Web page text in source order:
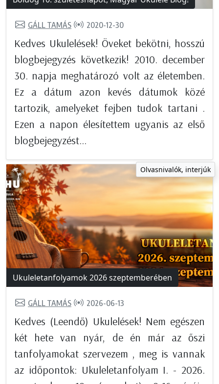
GÁLL TAMÁS 2020-12-30
Kedves Ukulelések! Öveket bekötni, hosszú
blogbejegyzés következik! 2010. december
30. napja meghatározó volt az életemben.
Ez a dátum azon kevés dátumok közé
tartozik, amelyeket fejben tudok tartani .
Ezen a napon élesítettem ugyanis az első
blogbejegyzést...
Olvasnivalók, interjúk
Ukuleletanfolyamok 2026 szeptemberében
GÁLL TAMÁS 2026-06-13
Kedves (Leendő) Ukulelések! Nem egészen
két hete van nyár, de én már az őszi
tanfolyamokat szervezem , meg is vannak
az időpontok: Ukuleletanfolyam I. - 2026.